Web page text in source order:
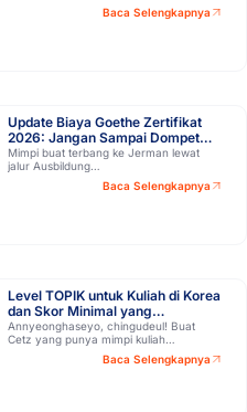
Baca Selengkapnya
Update Biaya Goethe Zertifikat
2026: Jangan Sampai Dompet
Kamu Kaget!
Mimpi buat terbang ke Jerman lewat
jalur Ausbildung…
Baca Selengkapnya
Level TOPIK untuk Kuliah di Korea
dan Skor Minimal yang
Dibutuhkan
Annyeonghaseyo, chingudeul! Buat
Cetz yang punya mimpi kuliah…
Baca Selengkapnya